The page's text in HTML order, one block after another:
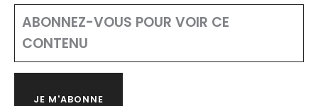
ABONNEZ-VOUS POUR VOIR CE
CONTENU
JE M'ABONNE